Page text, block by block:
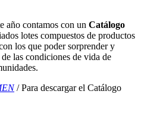
año contamos con un Catálogo
lotes compuestos de productos
los que poder sorprender y
las condiciones de vida de
/ Para descargar el Catálogo